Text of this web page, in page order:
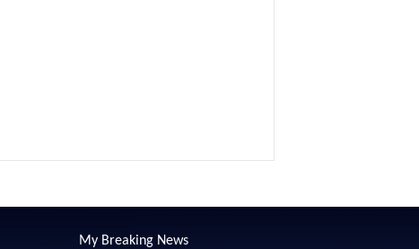
My Breaking News